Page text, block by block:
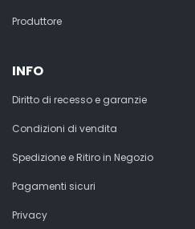
Produttore
INFO
Diritto di recesso e garanzie
Condizioni di vendita
Spedizione e Ritiro in Negozio
Pagamenti sicuri
Privacy